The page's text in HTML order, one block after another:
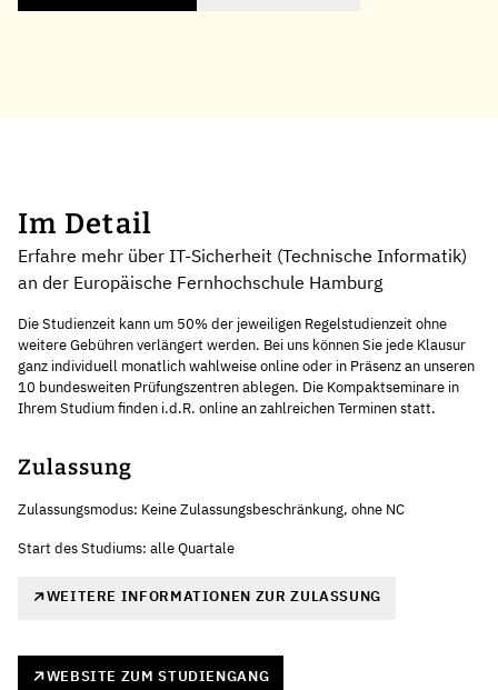
Im Detail
Erfahre mehr über IT-Sicherheit (Technische Informatik)
an der Europäische Fernhochschule Hamburg
Die Studienzeit kann um 50% der jeweiligen Regelstudienzeit ohne
weitere Gebühren verlängert werden. Bei uns können Sie jede Klausur
ganz individuell monatlich wahlweise online oder in Präsenz an unseren
10 bundesweiten Prüfungszentren ablegen. Die Kompaktseminare in
Ihrem Studium finden i.d.R. online an zahlreichen Terminen statt.
Zulassung
Zulassungsmodus: Keine Zulassungsbeschränkung, ohne NC
Start des Studiums: alle Quartale
WEITERE INFORMATIONEN ZUR ZULASSUNG
WEBSITE ZUM STUDIENGANG